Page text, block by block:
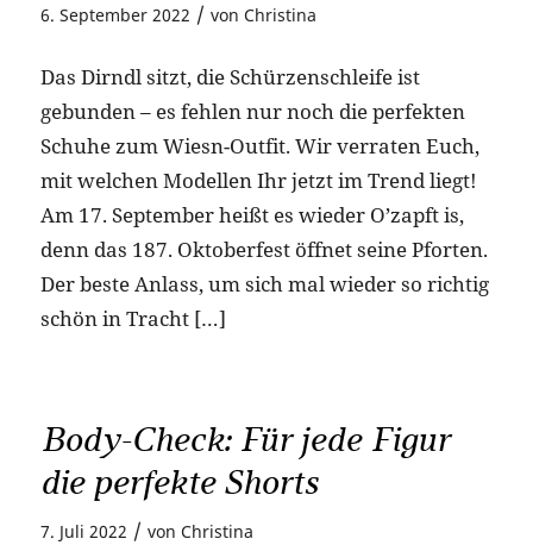
6. September 2022 / von Christina
Das Dirndl sitzt, die Schürzenschleife ist
gebunden – es fehlen nur noch die perfekten
Schuhe zum Wiesn-Outfit. Wir verraten Euch,
mit welchen Modellen Ihr jetzt im Trend liegt!
Am 17. September heißt es wieder O’zapft is,
denn das 187. Oktoberfest öffnet seine Pforten.
Der beste Anlass, um sich mal wieder so richtig
schön in Tracht […]
Body-Check: Für jede Figur
die perfekte Shorts
7. Juli 2022 / von Christina